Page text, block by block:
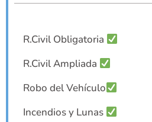
R.Civil Obligatoria
R.Civil Ampliada
Robo del Vehículo
Incendios y Lunas